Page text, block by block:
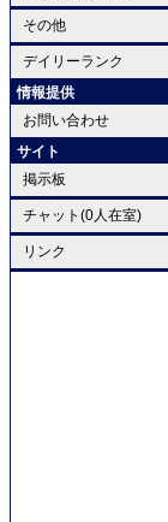
その他
デイリーランク
情報提供
お問い合わせ
サイト
掲示板
チャット(0人在室)
リンク